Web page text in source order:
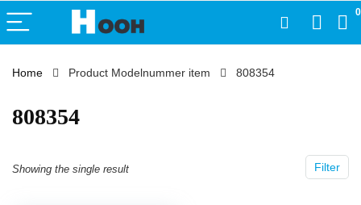
0
Home Product Modelnummer item ‎808354
‎808354
Filter
Showing the single result